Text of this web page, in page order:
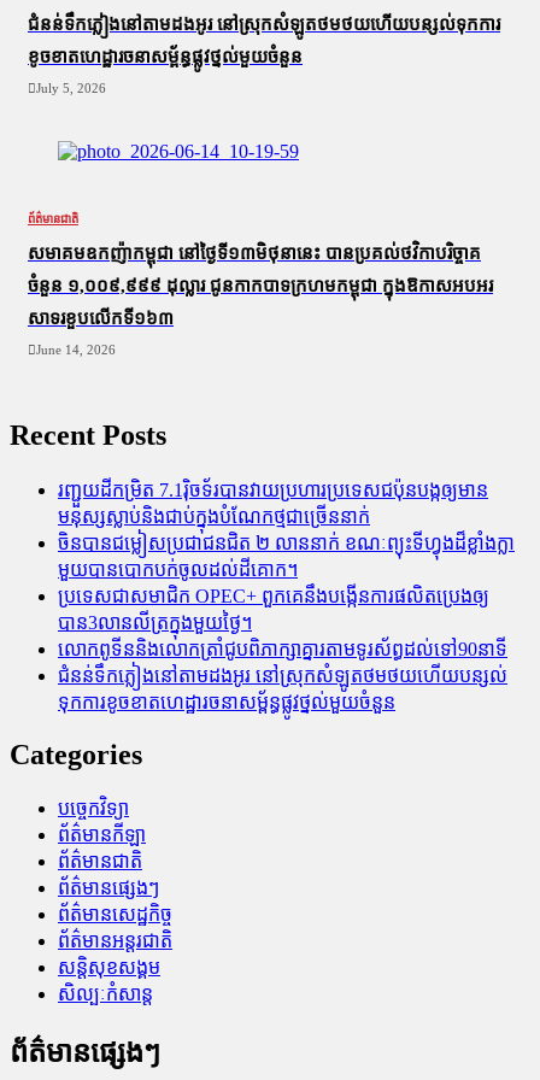
ជំនន់​ទឹកភ្លៀង​នៅ​តាម​ដងអូរ​ នៅ​ស្រុក​សំឡូត​ថមថយ​ហើយ​បន្សល់​ទុក​ការ​
ខូចខាត​ហេដ្ឋារចនាសម្ព័ន្ធ​ផ្លូវថ្នល់​មួយ​ចំនួន
July 5, 2026
ព័ត៌មានជាតិ
សមាគមឧកញ៉ាកម្ពុជា នៅថ្ងៃទី១៣មិថុនានេះ បានប្រគល់ថវិកាបរិច្ចាគ
ចំនួន ១,០០៩,៩៩៩ ដុល្លារ ជូនកាកបាទក្រហមកម្ពុជា ក្នុងឱកាសអបអរ
សាទរខួបលើកទី១៦៣
June 14, 2026
Recent Posts
រញ្ជួយដីកម្រិត​ 7.1រ៉ិចទ័របានវាយប្រហារប្រទេសជប៉ុនបង្កឲ្យមាន
មនុស្សស្លាប់​និង​ជាប់ក្នុងបំណែកថ្មជាច្រើននាក់
ចិនបានជម្លៀសប្រជាជនជិត ២ លាននាក់ ខណៈព្យុះទីហ្វុងដ៏ខ្លាំងក្លា
មួយបានបោកបក់ចូលដល់ដីគោក។
ប្រទេសជាសមាជិក OPEC+​ ពួកគេនឹងបង្កើនការផលិតប្រេងឲ្យ
បាន3លានលីត្រក្នុងមួយថ្ងៃ។
លោកពូទីននិងលោកត្រាំជូបពិភាក្សាគ្នារតាមទូរស័ព្ធដល់ទៅ90នាទី
ជំនន់​ទឹកភ្លៀង​នៅ​តាម​ដងអូរ​ នៅ​ស្រុក​សំឡូត​ថមថយ​ហើយ​បន្សល់​
ទុក​ការ​ខូចខាត​ហេដ្ឋារចនាសម្ព័ន្ធ​ផ្លូវថ្នល់​មួយ​ចំនួន
Categories
បច្ចេកវិទ្យា
ព័ត៌មានកីឡា
ព័ត៌មានជាតិ
ព័ត៌មានផ្សេងៗ
ព័ត៌មានសេដ្ឋកិច្ច
ព័ត៌មានអន្តរជាតិ
សន្តិសុខសង្គម
សិល្បៈកំសាន្ត
ព័ត៌មានផ្សេងៗ